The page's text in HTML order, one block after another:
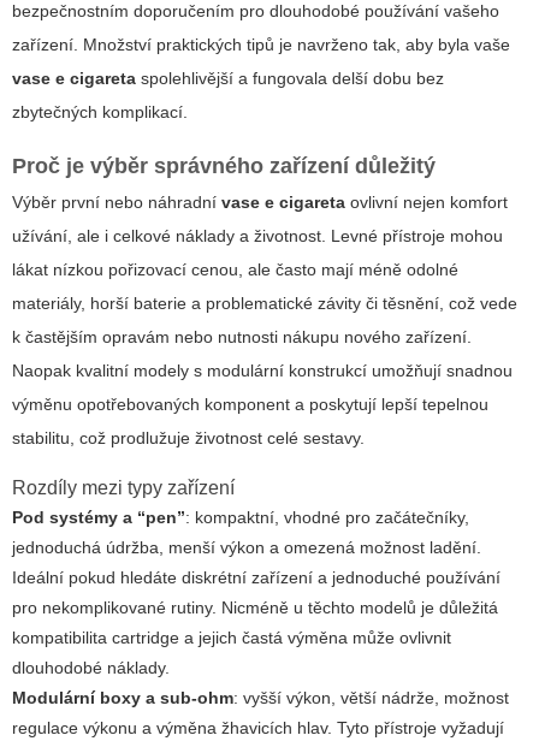
bezpečnostním doporučením pro dlouhodobé používání vašeho
zařízení. Množství praktických tipů je navrženo tak, aby byla vaše
vase e cigareta spolehlivější a fungovala delší dobu bez
zbytečných komplikací.
Proč je výběr správného zařízení důležitý
Výběr první nebo náhradní vase e cigareta ovlivní nejen komfort
užívání, ale i celkové náklady a životnost. Levné přístroje mohou
lákat nízkou pořizovací cenou, ale často mají méně odolné
materiály, horší baterie a problematické závity či těsnění, což vede
k častějším opravám nebo nutnosti nákupu nového zařízení.
Naopak kvalitní modely s modulární konstrukcí umožňují snadnou
výměnu opotřebovaných komponent a poskytují lepší tepelnou
stabilitu, což prodlužuje životnost celé sestavy.
Rozdíly mezi typy zařízení
Pod systémy a “pen”: kompaktní, vhodné pro začátečníky,
jednoduchá údržba, menší výkon a omezená možnost ladění.
Ideální pokud hledáte diskrétní zařízení a jednoduché používání
pro nekomplikované rutiny. Nicméně u těchto modelů je důležitá
kompatibilita cartridge a jejich častá výměna může ovlivnit
dlouhodobé náklady.
Modulární boxy a sub-ohm: vyšší výkon, větší nádrže, možnost
regulace výkonu a výměna žhavicích hlav. Tyto přístroje vyžadují